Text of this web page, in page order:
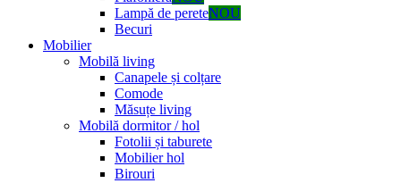
Lampă de pereteNOU
Becuri
Mobilier
Mobilă living
Canapele și colțare
Comode
Măsuțe living
Mobilă dormitor / hol
Fotolii și taburete
Mobilier hol
Birouri